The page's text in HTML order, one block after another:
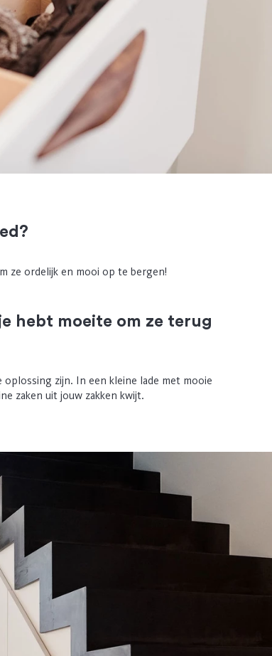
ze ordelijk en mooi op te bergen!
hebt moeite om ze terug
zijn. In een kleine lade met mooie
zaken uit jouw zakken kwijt.